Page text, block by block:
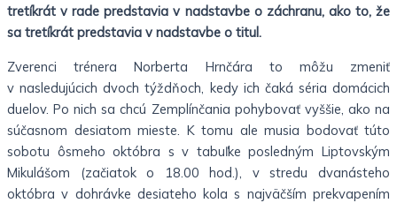
tretíkrát v rade predstavia v nadstavbe o záchranu, ako to, že
sa tretíkrát predstavia v nadstavbe o titul.
Zverenci trénera Norberta Hrnčára to môžu zmeniť
v nasledujúcich dvoch týždňoch, kedy ich čaká séria domácich
duelov. Po nich sa chcú Zemplínčania pohybovať vyššie, ako na
súčasnom desiatom mieste. K tomu ale musia bodovať túto
sobotu ôsmeho októbra s v tabuľke posledným Liptovským
Mikulášom (začiatok o 18.00 hod.), v stredu dvanásteho
októbra v dohrávke desiateho kola s najväčším prekvapením